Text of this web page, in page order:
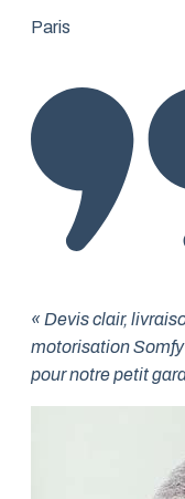
Paris
« Devis clair,
motorisation
pour notre petit